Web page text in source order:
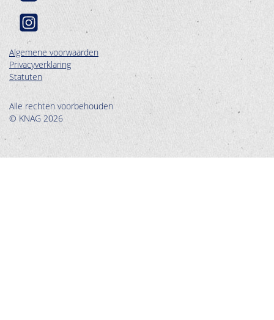
Algemene voorwaarden
Privacyverklaring
Statuten
Alle rechten voorbehouden
© KNAG 2026